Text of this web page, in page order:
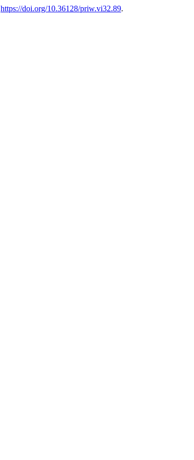
https://doi.org/10.36128/priw.vi32.89.